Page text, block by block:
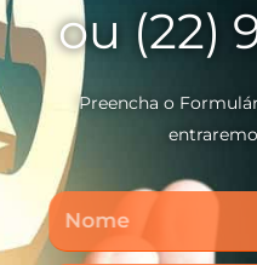
ou (22)
Preencha o
Nome